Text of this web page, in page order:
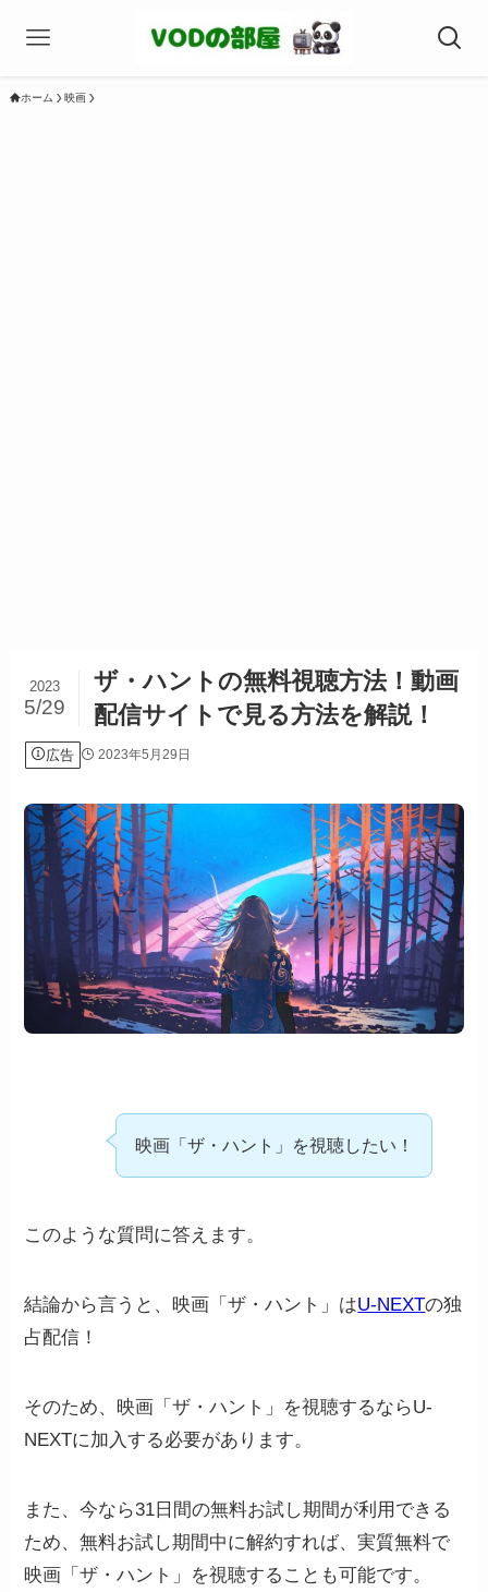
ホーム 映画
ザ・ハントの無料視聴方法！動画
配信サイトで見る方法を解説！
2023
5/29
広告 2023年5月29日
映画「ザ・ハント」を視聴したい！
このような質問に答えます。
結論から言うと、映画「ザ・ハント」はU-NEXTの独
占配信！
そのため、映画「ザ・ハント」を視聴するならU-
NEXTに加入する必要があります。
また、今なら31日間の無料お試し期間が利用できる
ため、無料お試し期間中に解約すれば、実質無料で
映画「ザ・ハント」を視聴することも可能です。